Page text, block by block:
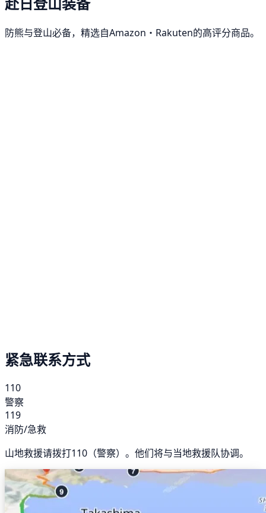
防熊与登山必备，精选自Amazon・Rakuten的高评分商品。
紧急联系方式
110
警察
119
消防/急救
山地救援请拨打110（警察）。他们将与当地救援队协调。